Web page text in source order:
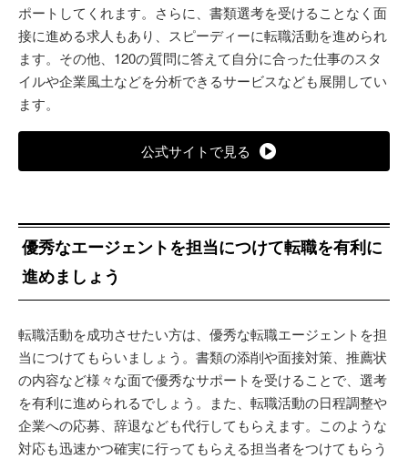
ポートしてくれます。さらに、書類選考を受けることなく面
接に進める求人もあり、スピーディーに転職活動を進められ
ます。その他、120の質問に答えて自分に合った仕事のスタ
イルや企業風土などを分析できるサービスなども展開してい
ます。
公式サイトで見る
優秀なエージェントを担当につけて転職を有利に
進めましょう
転職活動を成功させたい方は、優秀な転職エージェントを担
当につけてもらいましょう。書類の添削や面接対策、推薦状
の内容など様々な面で優秀なサポートを受けることで、選考
を有利に進められるでしょう。また、転職活動の日程調整や
企業への応募、辞退なども代行してもらえます。このような
対応も迅速かつ確実に行ってもらえる担当者をつけてもらう